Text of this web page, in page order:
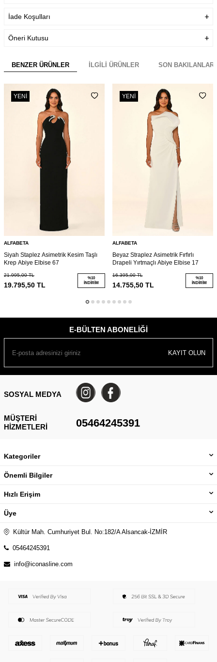
İade Koşulları
Öneri Kutusu
BENZER ÜRÜNLER İLGILI ÜRÜNLER SON BAKILANLAR
YENI
ALFABETA
Siyah Staplez Asimetrik Kesim Taşlı
Krep Abiye Elbise 67
21.995,00TL
19.795,50 TL
%10
İNDIRIM
YENI
ALFABETA
Beyaz Straplez Asimetrik Fırfırlı
Drapeli Yırtmaçlı Abiye Elbise 17
16.395,00TL
14.755,50TL
%10
İNDIRIM
E-BÜLTEN ABONELIĞI
KAYIT OLUN
SOSYAL MEDYA
MÜŞTERI
HIZMETLERI
05464245391
Kategoriler
Önemli Bilgiler
Hızlı Erişim
Üye
Kültür Mah. Cumhuriyet Bul. No:182/A Alsancak-İZMİR
05464245391
info@iconasline.com